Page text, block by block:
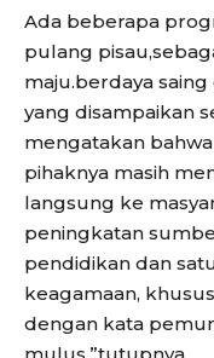
Ada beberapa
pulang
maju.berdaya
yang disampaikan
mengatakan
pihaknya masih
langsung ke
peningkatan
pendidikan dan
keagamaan,
dengan kata
mulus,”tutupnya